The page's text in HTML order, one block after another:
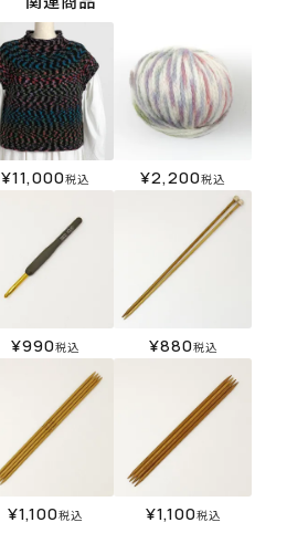
¥11,000税込 ¥2,200税込
¥990税込 ¥880税込
¥1,100税込 ¥1,100税込